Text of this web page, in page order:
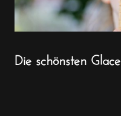
Die schönsten